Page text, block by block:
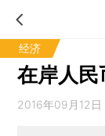
经济
在岸人民
2016年09月12日